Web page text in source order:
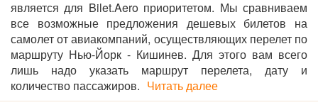
является для Bilet.Aero приоритетом. Мы сравниваем
все возможные предложения дешевых билетов на
самолет от авиакомпаний, осуществляющих перелет по
маршруту Нью-Йорк - Кишинев. Для этого вам всего
лишь надо указать маршрут перелета, дату и
количество пассажиров. Читать далее